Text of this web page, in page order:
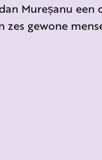
Mureșanu een
zes gewone